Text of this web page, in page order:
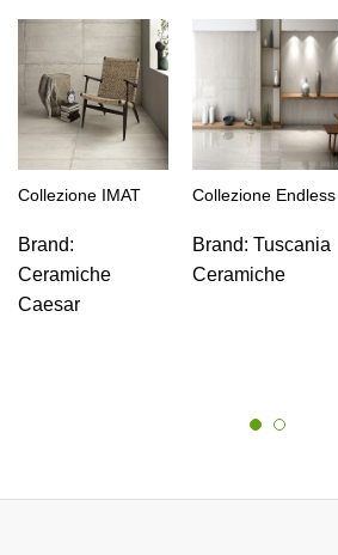
Collezione IMAT
Brand:
Ceramiche
Caesar
Collezione Endless
Brand: Tuscania
Ceramiche